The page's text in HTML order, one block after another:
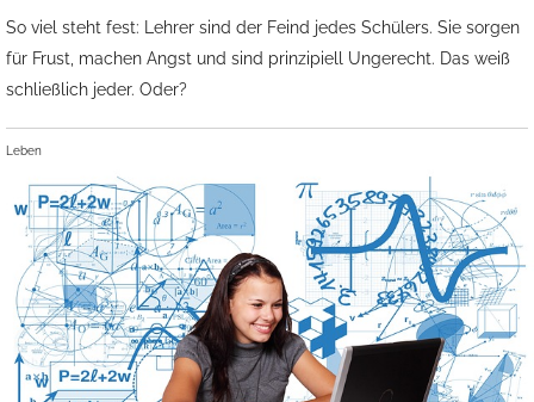
So viel steht fest: Lehrer sind der Feind jedes Schülers. Sie sorgen
für Frust, machen Angst und sind prinzipiell Ungerecht. Das weiß
schließlich jeder. Oder?
Leben